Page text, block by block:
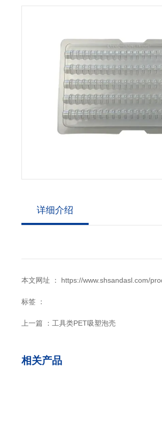
详细介绍
本文网址 ： https://www.shsandasl.com/
标签 ：
上一篇 ： 工具类PET吸塑泡壳
相关产品